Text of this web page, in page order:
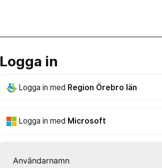
Logga in
Logga in med Region Örebro län
Logga in med Microsoft
Användarnamn